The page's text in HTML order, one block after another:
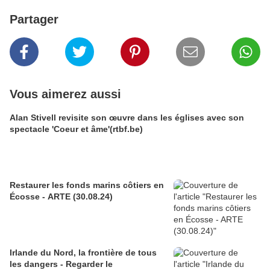
Partager
Vous aimerez aussi
Alan Stivell revisite son œuvre dans les églises avec son
spectacle 'Coeur et âme'(rtbf.be)
Restaurer les fonds marins côtiers en
Écosse - ARTE (30.08.24)
Irlande du Nord, la frontière de tous
les dangers - Regarder le